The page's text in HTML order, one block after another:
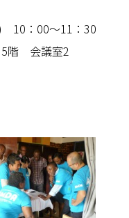
10：00～11：30
5階 会議室2